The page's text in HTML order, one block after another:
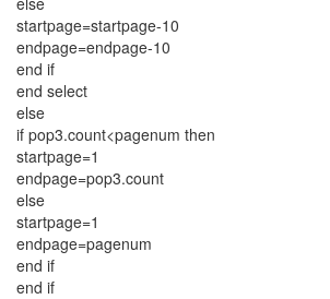
startpage=startpage-10
endpage=endpage-10
end if
end select
else
if pop3.count<pagenum then
startpage=1
endpage=pop3.count
else
startpage=1
endpage=pagenum
end if
end if